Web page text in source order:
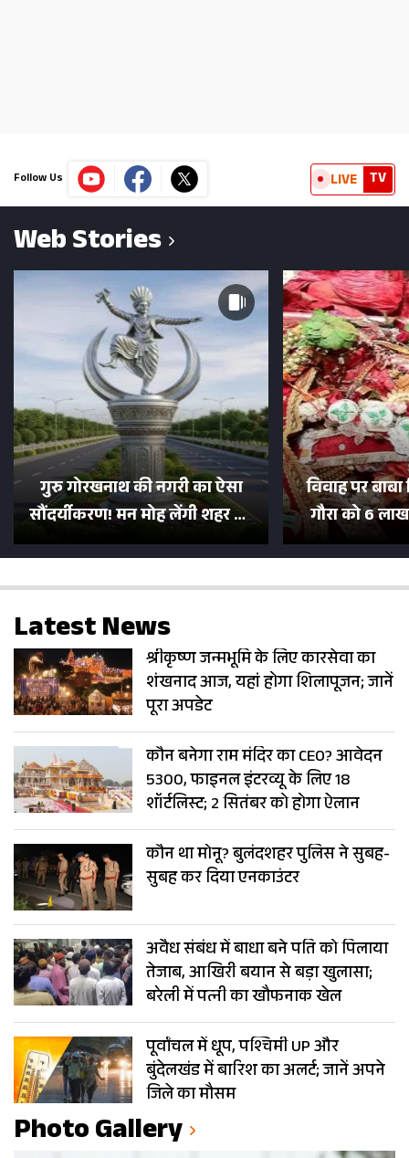
Follow Us LIVE TV
Web Stories
गुरु गोरखनाथ की नगरी का ऐसा
सौंदर्यीकरण! मन मोह लेंगी शहर की
सड़कें; देखें Photos
विवाह पर
गौरा को 6
500 भक्तों
Latest News
श्रीकृष्ण जन्मभूमि के लिए कारसेवा का
शंखनाद आज, यहां होगा शिलापूजन; जानें
पूरा अपडेट
कौन बनेगा राम मंदिर का CEO? आवेदन
5300, फाइनल इंटरव्यू के लिए 18
शॉर्टलिस्ट; 2 सितंबर को होगा ऐलान
कौन था मोनू? बुलंदशहर पुलिस ने सुबह-
सुबह कर दिया एनकाउंटर
अवैध संबंध में बाधा बने पति को पिलाया
तेजाब, आखिरी बयान से बड़ा खुलासा;
बरेली में पत्नी का खौफनाक खेल
पूर्वांचल में धूप, पश्चिमी UP और
बुंदेलखंड में बारिश का अलर्ट; जानें अपने
जिले का मौसम
Photo Gallery